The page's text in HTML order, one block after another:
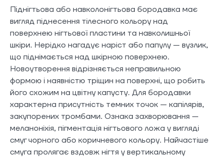
Піднігтьова або навколонігтьова бородавка має
вигляд піднесення тілесного кольору над
поверхнею нігтьової пластини та навколишньої
шкіри. Нерідко нагадує наріст або папулу — вузлик,
що піднімається над шкірною поверхнею.
Новоутворення відрізняється неправильною
формою і наявністю тріщин на поверхні, що робить
його схожим на цвітну капусту. Для бородавки
характерна присутність темних точок — капілярів,
закупорених тромбами. Ознака захворювання —
меланоніхія, пігментація нігтьового ложа у вигляді
смуг чорного або коричневого кольору. Найчастіше
смуга пролягає вздовж нігтя у вертикальному